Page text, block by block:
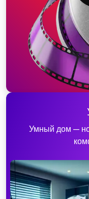
Умный дом —